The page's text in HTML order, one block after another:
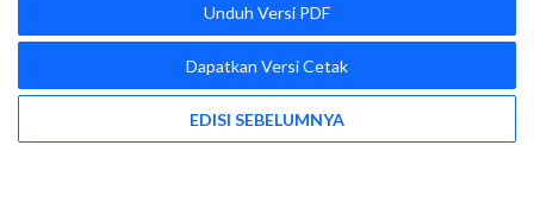
Unduh Versi PDF
Dapatkan Versi Cetak
EDISI SEBELUMNYA